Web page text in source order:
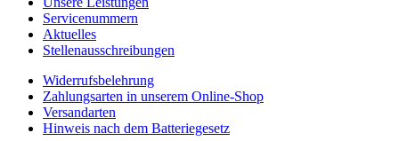
Servicenummern
Aktuelles
Stellenausschreibungen
Widerrufsbelehrung
Zahlungsarten in unserem Online-Shop
Versandarten
Hinweis nach dem Batteriegesetz